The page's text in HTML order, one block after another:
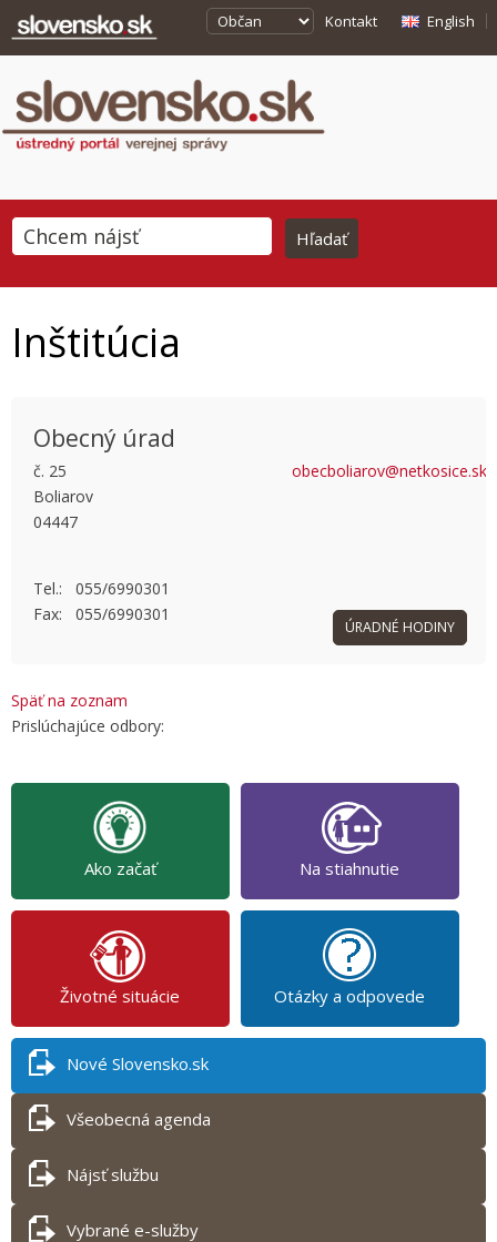
Kontakt English
Inštitúcia
This page can't load Google Maps correctly.
Obecný úrad
č. 25
Boliarov
04447
obecboliarov@netkosice.sk
Tel.: 055/6990301
Fax: 055/6990301
ÚRADNÉ HODINY
Späť na zoznam
Prislúchajúce odbory:
Ako začať Na stiahnutie
Životné situácie Otázky a odpovede
Nové Slovensko.sk
Všeobecná agenda
Nájsť službu
Vybrané e-služby